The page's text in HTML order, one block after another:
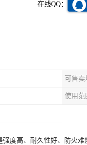
在线QQ：
可售卖
使用范
度高、耐久性好、防火